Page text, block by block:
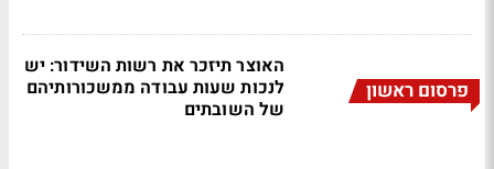
פרסום ראשון
האוצר תיזכר את רשות השידור: יש
לנכות שעות עבודה ממשכורותיהם
של השובתים